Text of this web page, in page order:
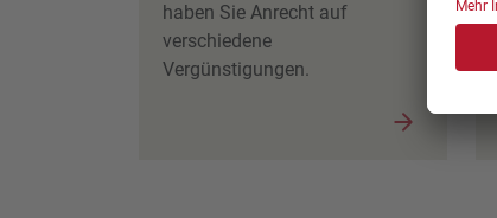
haben Sie Anrecht auf
verschiedene
Vergünstigungen.